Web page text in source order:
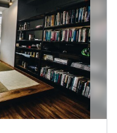
、分析することが出来
っています。。市場予
ステムの開発
創業したゲンロン様の
された動画配信プラッ
開発〜運用保守業務。
のではありません）
）
（試用期間終了後）
人数